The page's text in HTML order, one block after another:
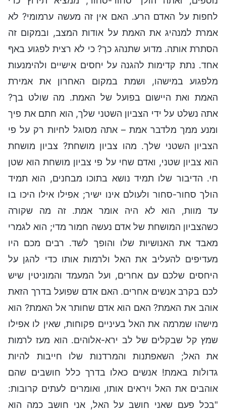
לחפות על האדם הרע. האם אין זה מעשה ערמומי? לא
אמרת למנהיג את האמת על אודות המצב, ובמקום זה
הסתרת אותה. מדוע שתנהג כך? כי לא רצית לפגוע באף
אחד. נתת קדימות להגנה על יחסים אישיים ולהימנעות
מלפגוע במישהו, ושמת במקום האחרון את אמירת
האמת ואת היישום בפועל של האמת. מה שולט בך?
אתה נשלט על ידי הצביון השטני שלך, הוא חתם את פיך
ומנע ממך מלדבר אמת – אתה מסוגל לחיות רק על פי
הצביון השטני שלך. מהו צביון מושחת? צביון מושחת
הוא צביון שטני, ואדם שחי על פי צביון מושחת הוא שטן
חי. הדיבור שלו תמיד נושא בתוכו מבחנים, הוא תמיד
הולך סחור-סחור ולעולם אינו ישיר; אפילו אילו היכו בו
עד מוות, הוא לא היה אומר אמת. זה מה שקורה
כשהצביון המושחת של אדם נעשה חמור מדי; הוא לגמרי
מאבד את האנושיות שלו והופך לשד. רבים מכם היו
מעדיפים להעליב את האל ולרמות אותו כדי להגן על
היחסים שלכם עם אחרים, ועל המעמד והמוניטין שיש
לכם בקרב אנשים אחרים. האם אדם שפועל בדרך הזאת
אוהב את האמת? האם הוא אדם שחותר אל האמת? הוא
מישהו שמרמה את האל בעיניים פקוחות, שאין לו אפילו
שמץ קל שבקלים של לב ירא-אלוהים. הוא מעז לרמות
את האל; השאפתנות והמרדנות שלו חייבות להיות
גדולות באמת! אנשים כאלו בדרך כלל חושבים שהם
אוהבים את האל ויראים אותו, ואומרים לעתים קרובות:
"בכל פעם שאני חושב על האל, אני חושב כמה הוא